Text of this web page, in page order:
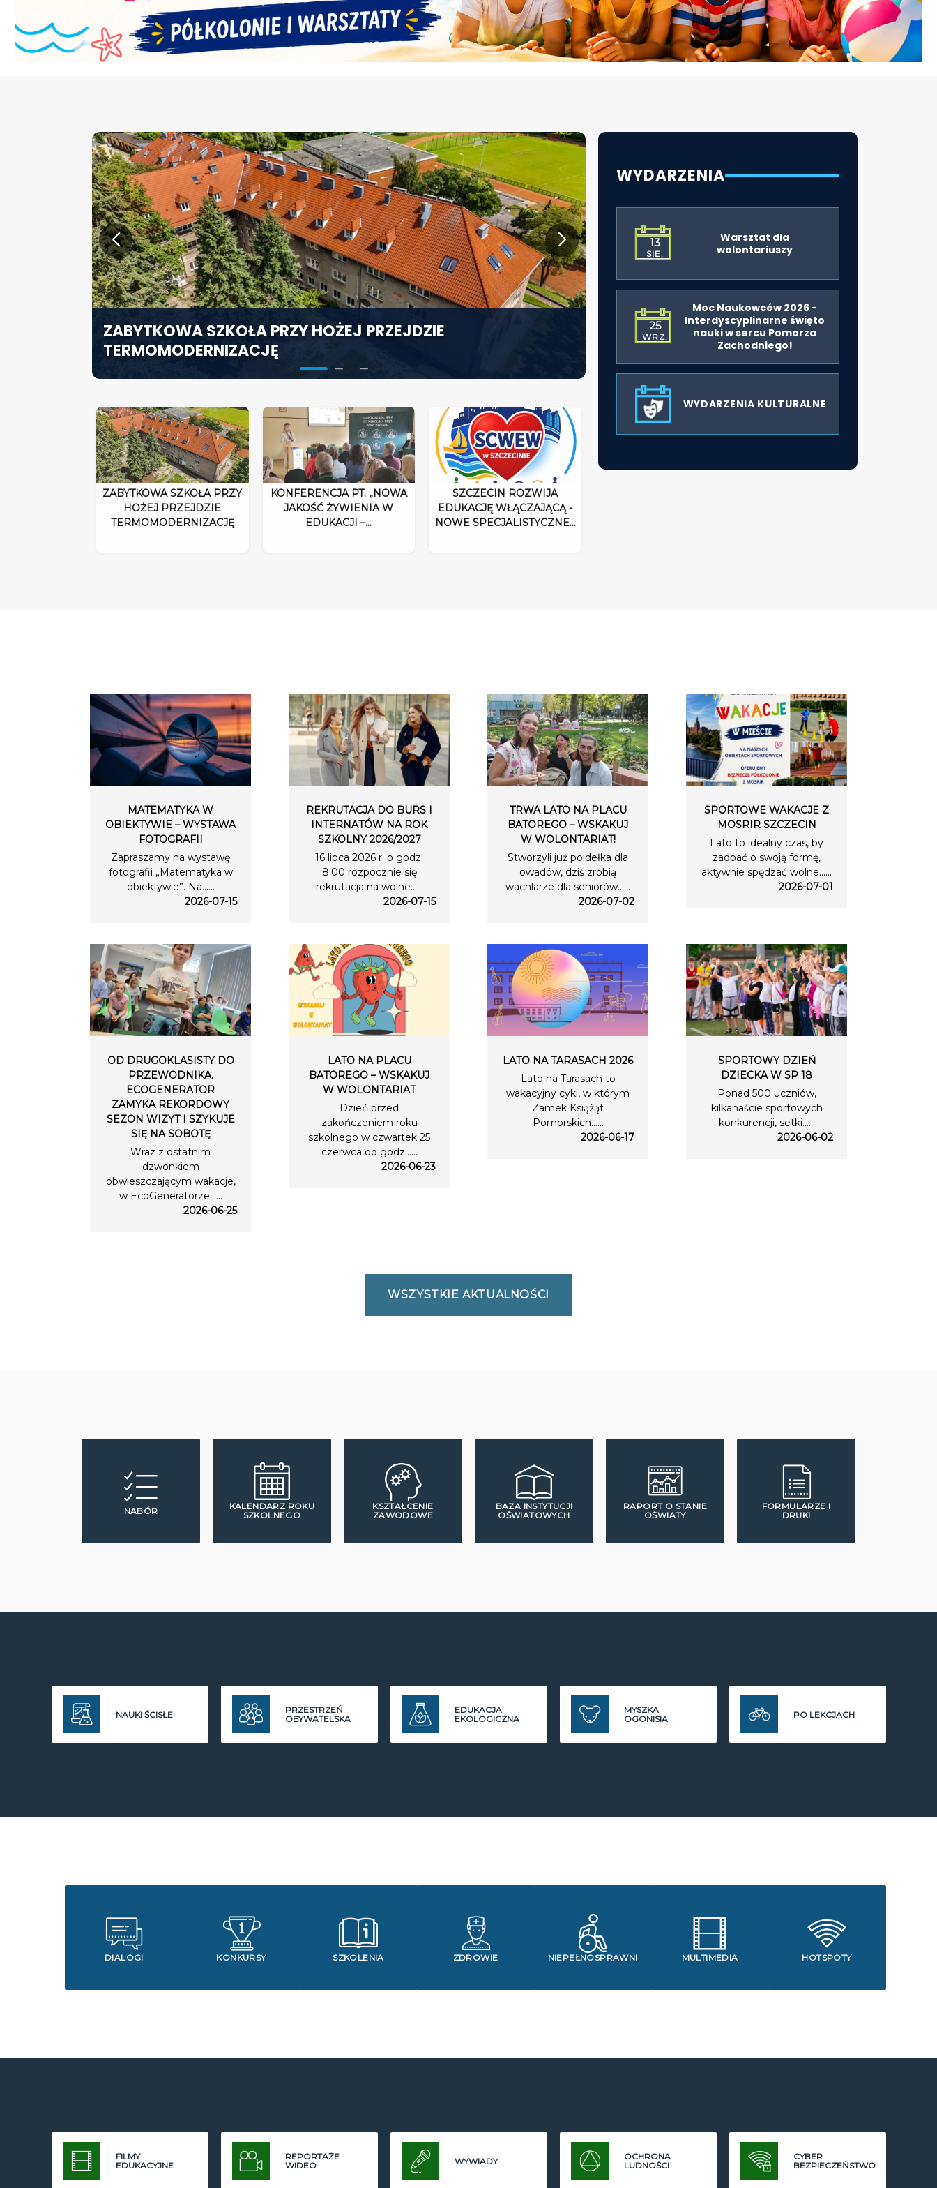
ZABYTKOWA SZKOŁA PRZY HOŻEJ PRZEJDZIE
TERMOMODERNIZACJĘ
KONFERENCJA PT. „NOWA JAKOŚĆ ŻYWIENIA W EDUKACJI –
ODPOWIEDZIALNOŚĆ DYREKTORA W ŚWIETLE
ROZPORZĄDZENIA 2026”
SZCZECIN ROZWIJA EDUKACJĘ WŁĄCZAJĄCĄ - NOWE
SPECJALISTYCZNE CENTRUM ROZPOCZYNA DZIAŁALNOŚĆ
ZABYTKOWA SZKOŁA PRZY
HOŻEJ PRZEJDZIE
TERMOMODERNIZACJĘ
KONFERENCJA PT. „NOWA
JAKOŚĆ ŻYWIENIA W
EDUKACJI –…
SZCZECIN ROZWIJA
EDUKACJĘ WŁĄCZAJĄCĄ -
NOWE SPECJALISTYCZNE…
WYDARZENIA
13
SIE.
Warsztat dla
wolontariuszy
25
WRZ.
Moc Naukowców 2026 -
Interdyscyplinarne święto
nauki w sercu Pomorza
Zachodniego!
WYDARZENIA KULTURALNE
MATEMATYKA W
OBIEKTYWIE – WYSTAWA
FOTOGRAFII
Zapraszamy na wystawę
fotografii „Matematyka w
obiektywie”. Na…...
2026-07-15
REKRUTACJA DO BURS I
INTERNATÓW NA ROK
SZKOLNY 2026/2027
16 lipca 2026 r. o godz.
8:00 rozpocznie się
rekrutacja na wolne…...
2026-07-15
TRWA LATO NA PLACU
BATOREGO – WSKAKUJ
W WOLONTARIAT!
Stworzyli już poidełka dla
owadów, dziś zrobią
wachlarze dla seniorów…...
2026-07-02
SPORTOWE WAKACJE Z
MOSRIR SZCZECIN
Lato to idealny czas, by
zadbać o swoją formę,
aktywnie spędzać wolne…...
2026-07-01
OD DRUGOKLASISTY DO
PRZEWODNIKA.
ECOGENERATOR
ZAMYKA REKORDOWY
SEZON WIZYT I SZYKUJE
SIĘ NA SOBOTĘ
Wraz z ostatnim
dzwonkiem
obwieszczającym wakacje,
w EcoGeneratorze…...
2026-06-25
LATO NA PLACU
BATOREGO – WSKAKUJ
W WOLONTARIAT
Dzień przed
zakończeniem roku
szkolnego w czwartek 25
czerwca od godz…...
2026-06-23
LATO NA TARASACH 2026
Lato na Tarasach to
wakacyjny cykl, w którym
Zamek Książąt
Pomorskich…...
2026-06-17
SPORTOWY DZIEŃ
DZIECKA W SP 18
Ponad 500 uczniów,
kilkanaście sportowych
konkurencji, setki…...
2026-06-02
WSZYSTKIE AKTUALNOŚCI
NABÓR
KALENDARZ ROKU
SZKOLNEGO
KSZTAŁCENIE
ZAWODOWE
BAZA INSTYTUCJI
OŚWIATOWYCH
RAPORT O STANIE
OŚWIATY
FORMULARZE I
DRUKI
NAUKI ŚCISŁE
PRZESTRZEŃ
OBYWATELSKA
EDUKACJA
EKOLOGICZNA
MYSZKA
OGONISIA
PO LEKCJACH
DIALOGI KONKURSY SZKOLENIA ZDROWIE NIEPEŁNOSPRAWNI MULTIMEDIA HOTSPOTY
FILMY
EDUKACYJNE
REPORTAŻE
WIDEO
WYWIADY
OCHRONA
LUDNOŚCI
CYBER
BEZPIECZEŃSTWO